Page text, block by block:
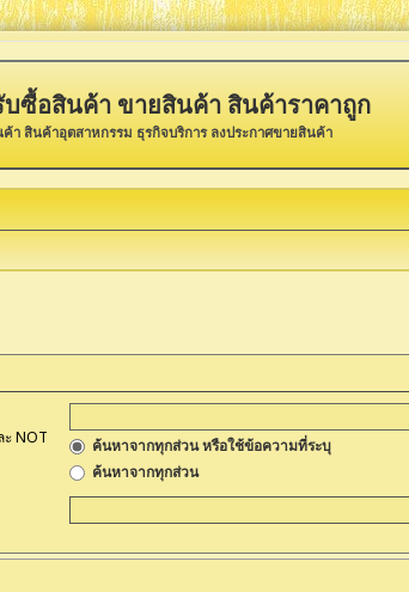
ซื้อสินค้า ขายสินค้า สินค้าราคาถูก
สินค้าอุตสาหกรรม ธุรกิจบริการ ลงประกาศขายสินค้า
NOT
ค้นหาจากทุกส่วน หรือใช้ข้อความที่ระบุ
ค้นหาจากทุกส่วน